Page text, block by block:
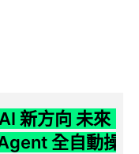
新方向 未來
全自動操